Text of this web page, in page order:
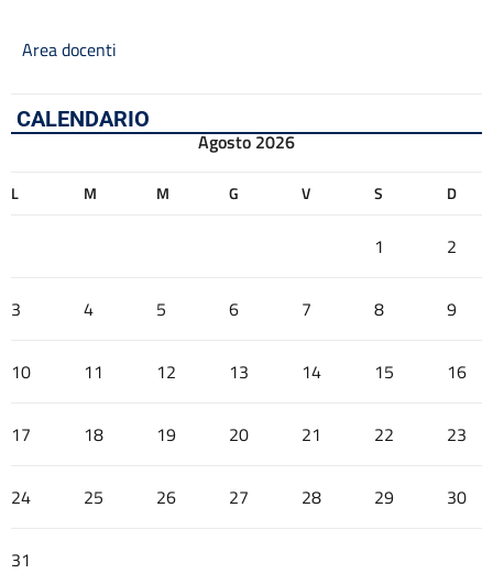
Area docenti
CALENDARIO
Agosto 2026
L M M G V S D
1 2
3 4 5 6 7 8 9
10 11 12 13 14 15 16
17 18 19 20 21 22 23
24 25 26 27 28 29 30
31